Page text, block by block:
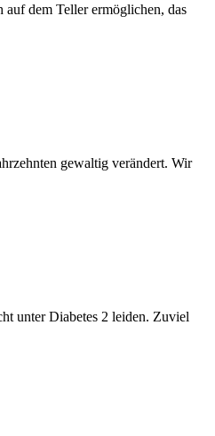
auf dem Teller ermöglichen, das
gewaltig verändert. Wir
unter Diabetes 2 leiden. Zuviel